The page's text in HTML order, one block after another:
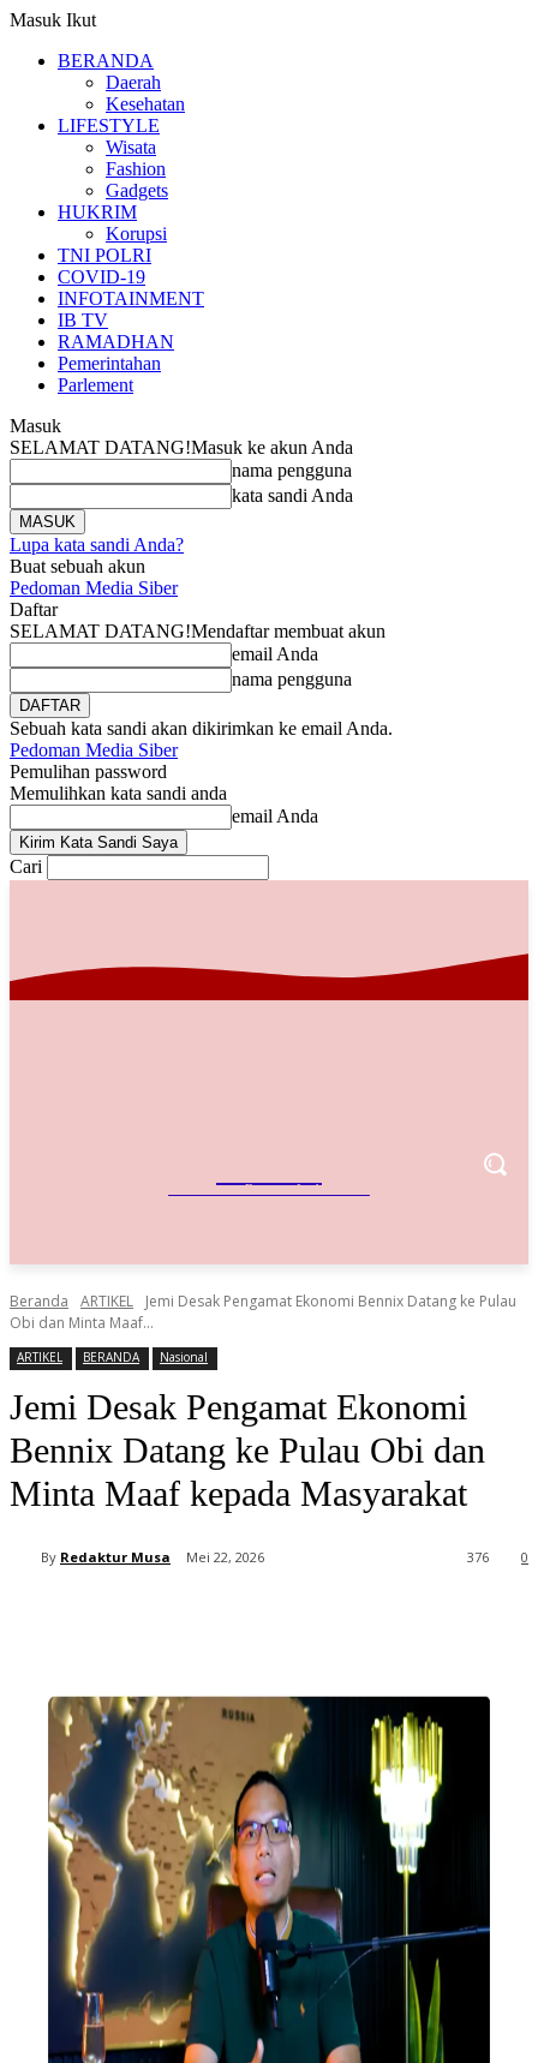
Masuk Ikut
BERANDA
Daerah
Kesehatan
LIFESTYLE
Wisata
Fashion
Gadgets
HUKRIM
Korupsi
TNI POLRI
COVID-19
INFOTAINMENT
IB TV
RAMADHAN
Pemerintahan
Parlement
Masuk
SELAMAT DATANG!Masuk ke akun Anda
nama pengguna
kata sandi Anda
Lupa kata sandi Anda?
Buat sebuah akun
Pedoman Media Siber
Daftar
SELAMAT DATANG!Mendaftar membuat akun
email Anda
nama pengguna
Sebuah kata sandi akan dikirimkan ke email Anda.
Pedoman Media Siber
Pemulihan password
Memulihkan kata sandi anda
email Anda
Cari
Referensi Bisnis Indonesia
Beranda ARTIKEL
Jemi Desak Pengamat Ekonomi Bennix Datang ke Pulau
Obi dan Minta Maaf...
ARTIKEL BERANDA Nasional
Jemi Desak Pengamat Ekonomi
Bennix Datang ke Pulau Obi dan
Minta Maaf kepada Masyarakat
By Redaktur Musa Mei 22, 2026 0
376